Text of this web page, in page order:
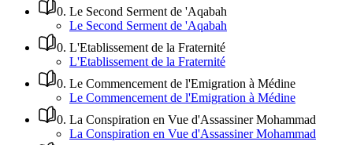
0. Le Second Serment de 'Aqabah
Le Second Serment de 'Aqabah
0. L'Etablissement de la Fraternité
L'Etablissement de la Fraternité
0. Le Commencement de l'Emigration à Médine
Le Commencement de l'Emigration à Médine
0. La Conspiration en Vue d'Assassiner Mohammad
La Conspiration en Vue d'Assassiner Mohammad